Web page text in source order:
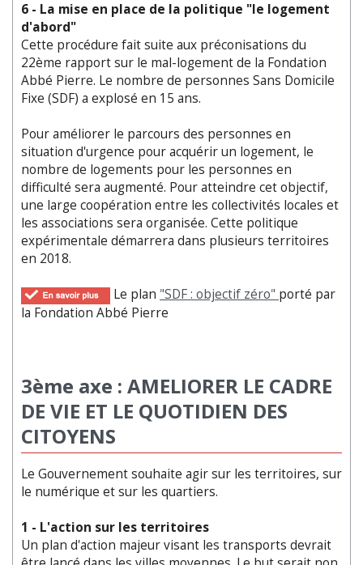
6 - La mise en place de la politique "le logement
d'abord"
Cette procédure fait suite aux préconisations du
22ème rapport sur le mal-logement de la Fondation
Abbé Pierre. Le nombre de personnes Sans Domicile
Fixe (SDF) a explosé en 15 ans.
Pour améliorer le parcours des personnes en
situation d'urgence pour acquérir un logement, le
nombre de logements pour les personnes en
difficulté sera augmenté. Pour atteindre cet objectif,
une large coopération entre les collectivités locales et
les associations sera organisée. Cette politique
expérimentale démarrera dans plusieurs territoires
en 2018.
Le plan "SDF : objectif zéro" porté par
la Fondation Abbé Pierre
3ème axe : AMELIORER LE CADRE
DE VIE ET LE QUOTIDIEN DES
CITOYENS
Le Gouvernement souhaite agir sur les territoires, sur
le numérique et sur les quartiers.
1 - L'action sur les territoires
Un plan d'action majeur visant les transports devrait